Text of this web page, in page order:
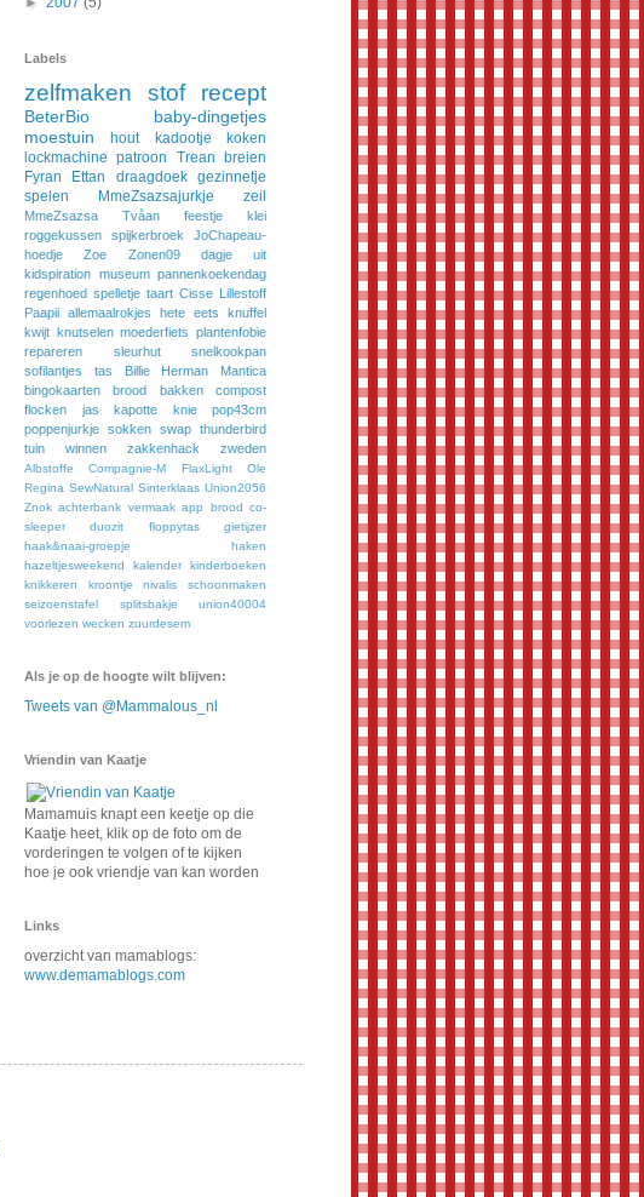
Labels
zelfmaken stof recept
BeterBio
baby-dingetjes
moestuin
hout kadootje
koken
lockmachine patroon Trean
breien
Fyran
Ettan draagdoek gezinnetje
spelen
MmeZsazsajurkje zeil
MmeZsazsa Tvåan feestje
klei
roggekussen
spijkerbroek
JoChapeau-
hoedje
Zoe Zonen09
dagje uit
kidspiration museum pannenkoekendag
regenhoed spelletje taart Cisse Lillestoff
Paapii allemaalrokjes hete eets
knuffel
kwijt knutselen moederfiets plantenfobie
repareren
sleurhut
snelkookpan
sofilantjes
tas Billie Herman
Mantica
bingokaarten
brood bakken
compost
flocken
jas kapotte knie
pop43cm
poppenjurkje sokken swap thunderbird
tuin
winnen zakkenhack zweden
Albstoffe Compagnie-M FlaxLight
Ole
Regina SewNatural Sinterklaas Union2056
Znok achterbank vermaak app brood co-
sleeper
duozit floppytas
gietijzer
haak&naai-groepje
haken
hazeltjesweekend
kalender
kinderboeken
knikkeren
kroontje nivalis
schoonmaken
seizoenstafel
splitsbakje
union40004
voorlezen wecken zuurdesem
Als je op de hoogte wilt blijven:
Tweets van @Mammalous_nl
Vriendin van Kaatje
Mamamuis knapt een keetje op die
Kaatje heet, klik op de foto om de
vorderingen te volgen of te kijken
hoe je ook vriendje van kan worden
Links
overzicht van mamablogs:
www.demamablogs.com